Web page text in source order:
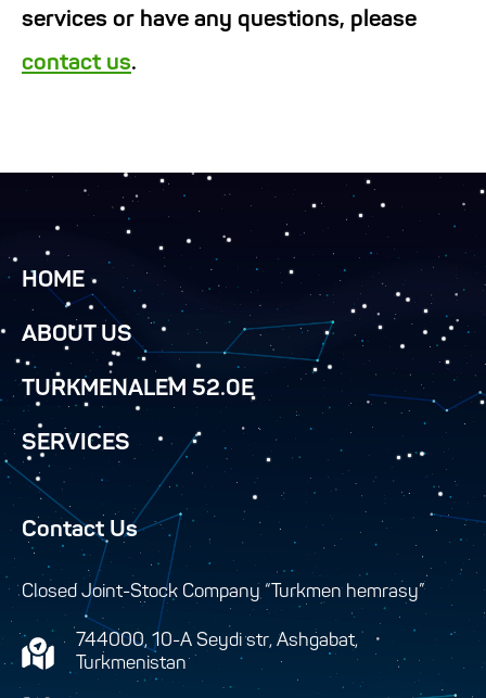
services or have any questions, please
contact us.
HOME
ABOUT US
TURKMENALEM 52.0E
SERVICES
Contact Us
Closed Joint-Stock Company “Turkmen hemrasy”
744000, 10-A Seydi str, Ashgabat,
Turkmenistan